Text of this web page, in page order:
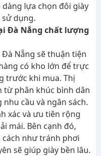
lựa chọn đôi giày
dụng.
Đà Nẵng chất lượng
Nẵng sẽ thuận tiện
có kho lớn để trực
trước khi mua. Thị
phân khúc bình dân
cầu và ngân sách.
xác và ưu tiên rộng
mái. Bên cạnh đó,
cách như tránh phơi
sẽ giúp giày bền lâu.